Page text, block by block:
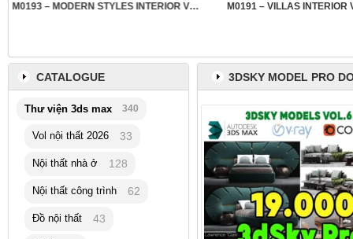
M0193 – MODERN STYLES INTERIOR VOL.5 M0191 – VILLAS INTERIOR
3DSKY MODEL PRO
CATALOGUE
Thư viện 3ds max 340
Vol nội thất 2026 33
Nội thất nhà ở 128
Nội thất công trình 62
Đồ nội thất 43